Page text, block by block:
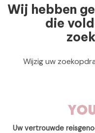
Wij hebben
die
Wijzig uw
Uw vertrouwde